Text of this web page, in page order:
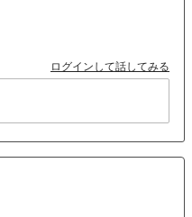
ログインして話してみる